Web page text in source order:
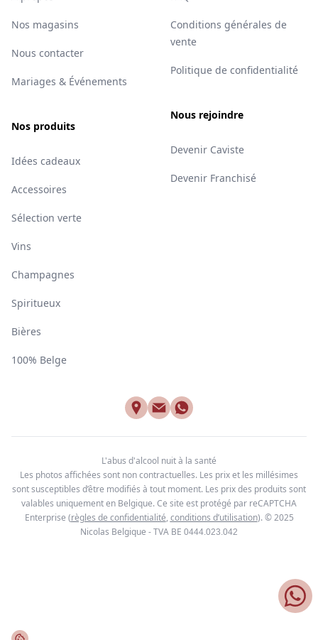
Nos magasins
Nous contacter
Mariages & Événements
Nos produits
Idées cadeaux
Accessoires
Sélection verte
Vins
Champagnes
Spiritueux
Bières
100% Belge
Conditions générales de
vente
Politique de confidentialité
Nous rejoindre
Devenir Caviste
Devenir Franchisé
L'abus d'alcool nuit à la santé
Les photos affichées sont non contractuelles. Les prix et les millésimes
sont susceptibles d’être modifiés à tout moment. Les prix des produits sont
valables uniquement en Belgique. Ce site est protégé par reCAPTCHA
Enterprise (règles de confidentialité, conditions d’utilisation). © 2025
Nicolas Belgique - TVA BE 0444.023.042